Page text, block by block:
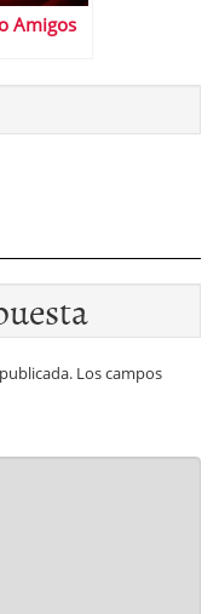
Amigos
Los campos